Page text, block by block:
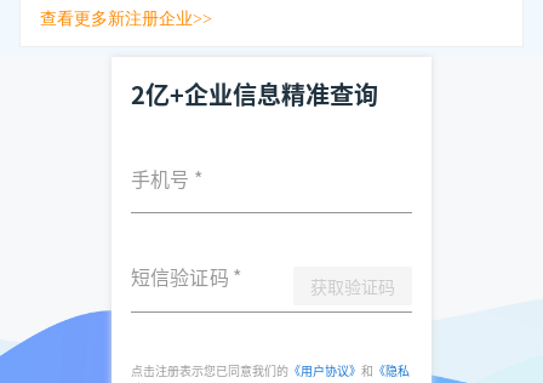
查看更多新注册企业>>
2亿+企业信息精准查询
手机号 *
短信验证码 * 获取验证码
点击注册表示您已同意我们的 《用户协议》 和 《隐私